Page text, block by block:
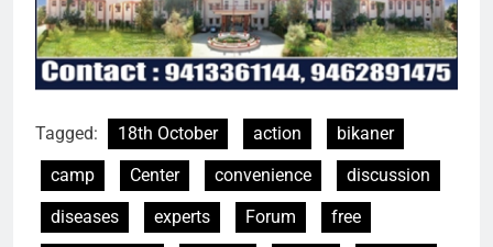
Tagged: 18th October action
bikaner
camp
Center convenience
discussion
diseases
experts Forum
free